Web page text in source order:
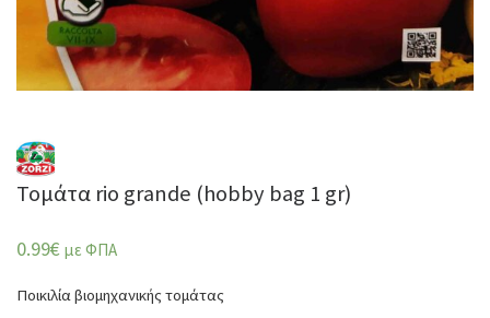
Τομάτα rio grande (hobby bag 1 gr)
0.99€ με ΦΠΑ
Ποικιλία βιομηχανικής τομάτας